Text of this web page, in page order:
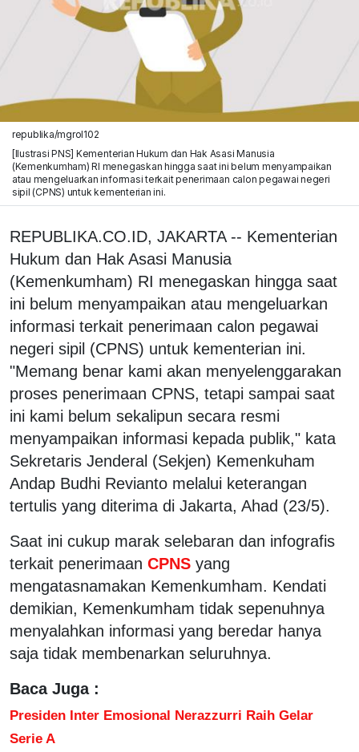
republika/mgrol102
[Ilustrasi PNS] Kementerian Hukum dan Hak Asasi Manusia
(Kemenkumham) RI menegaskan hingga saat ini belum menyampaikan
atau mengeluarkan informasi terkait penerimaan calon pegawai negeri
sipil (CPNS) untuk kementerian ini.
REPUBLIKA.CO.ID, JAKARTA -- Kementerian
Hukum dan Hak Asasi Manusia
(Kemenkumham) RI menegaskan hingga saat
ini belum menyampaikan atau mengeluarkan
informasi terkait penerimaan calon pegawai
negeri sipil (CPNS) untuk kementerian ini.
"Memang benar kami akan menyelenggarakan
proses penerimaan CPNS, tetapi sampai saat
ini kami belum sekalipun secara resmi
menyampaikan informasi kepada publik," kata
Sekretaris Jenderal (Sekjen) Kemenkuham
Andap Budhi Revianto melalui keterangan
tertulis yang diterima di Jakarta, Ahad (23/5).
Saat ini cukup marak selebaran dan infografis
terkait penerimaan CPNS yang
mengatasnamakan Kemenkumham. Kendati
demikian, Kemenkumham tidak sepenuhnya
menyalahkan informasi yang beredar hanya
saja tidak membenarkan seluruhnya.
Baca Juga :
Presiden Inter Emosional Nerazzurri Raih Gelar
Serie A